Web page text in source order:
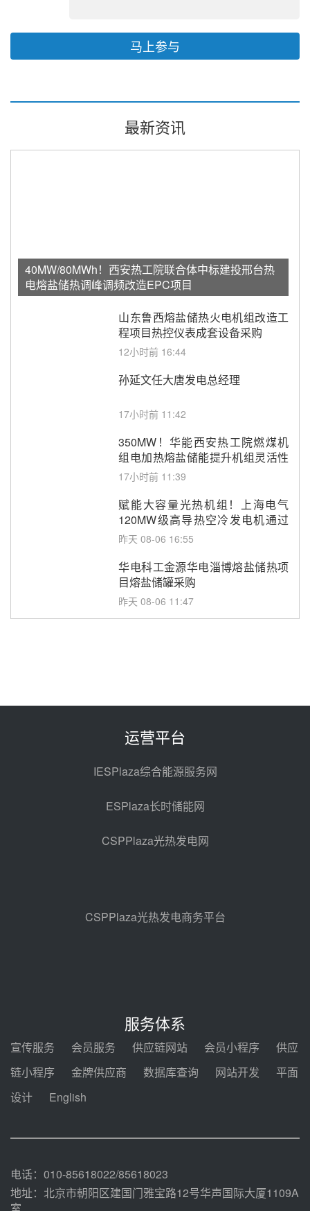
马上参与
最新资讯
40MW/80MWh！西安热工院联合体中标建投邢台热
电熔盐储热调峰调频改造EPC项目
山东鲁西熔盐储热火电机组改造工
程项目热控仪表成套设备采购
12小时前 16:44
孙延文任大唐发电总经理
17小时前 11:42
350MW！华能西安热工院燃煤机
组电加热熔盐储能提升机组灵活性
改造项目初步设计第三方评审服务
17小时前 11:39
赋能大容量光热机组！上海电气
120MW级高导热空冷发电机通过
型式试验
昨天 08-06 16:55
华电科工金源华电淄博熔盐储热项
目熔盐储罐采购
昨天 08-06 11:47
光热示范电站二列蒸汽发生器设备
热发电工程EPC总承包项目熔盐截
昊森机电中标新疆华电天山北麓基
地100MW光热发电工程EPC总承
包项目熔盐介质超声波流量计采购
前天 08-05 17:09
前天 08-05 14:48
2026-2029年熔盐介质框架协议
中能建华中试研院中标重能新疆
100MW光热项目机组调试及性能
规模化助力构建绿色低碳电力供给
运营平台
IESPlaza综合能源服务网
ESPlaza长时储能网
CSPPlaza光热发电网
CSPPlaza光热发电商务平台
服务体系
宣传服务 会员服务 供应链网站 会员小程序
供应
链小程序
金牌供应商 数据库查询 网站开发
平面
设计
English
电话：010-85618022/85618023
地址：北京市朝阳区建国门雅宝路12号华声国际大厦1109A